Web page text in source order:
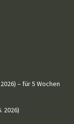
– für 5 Wochen
2026)